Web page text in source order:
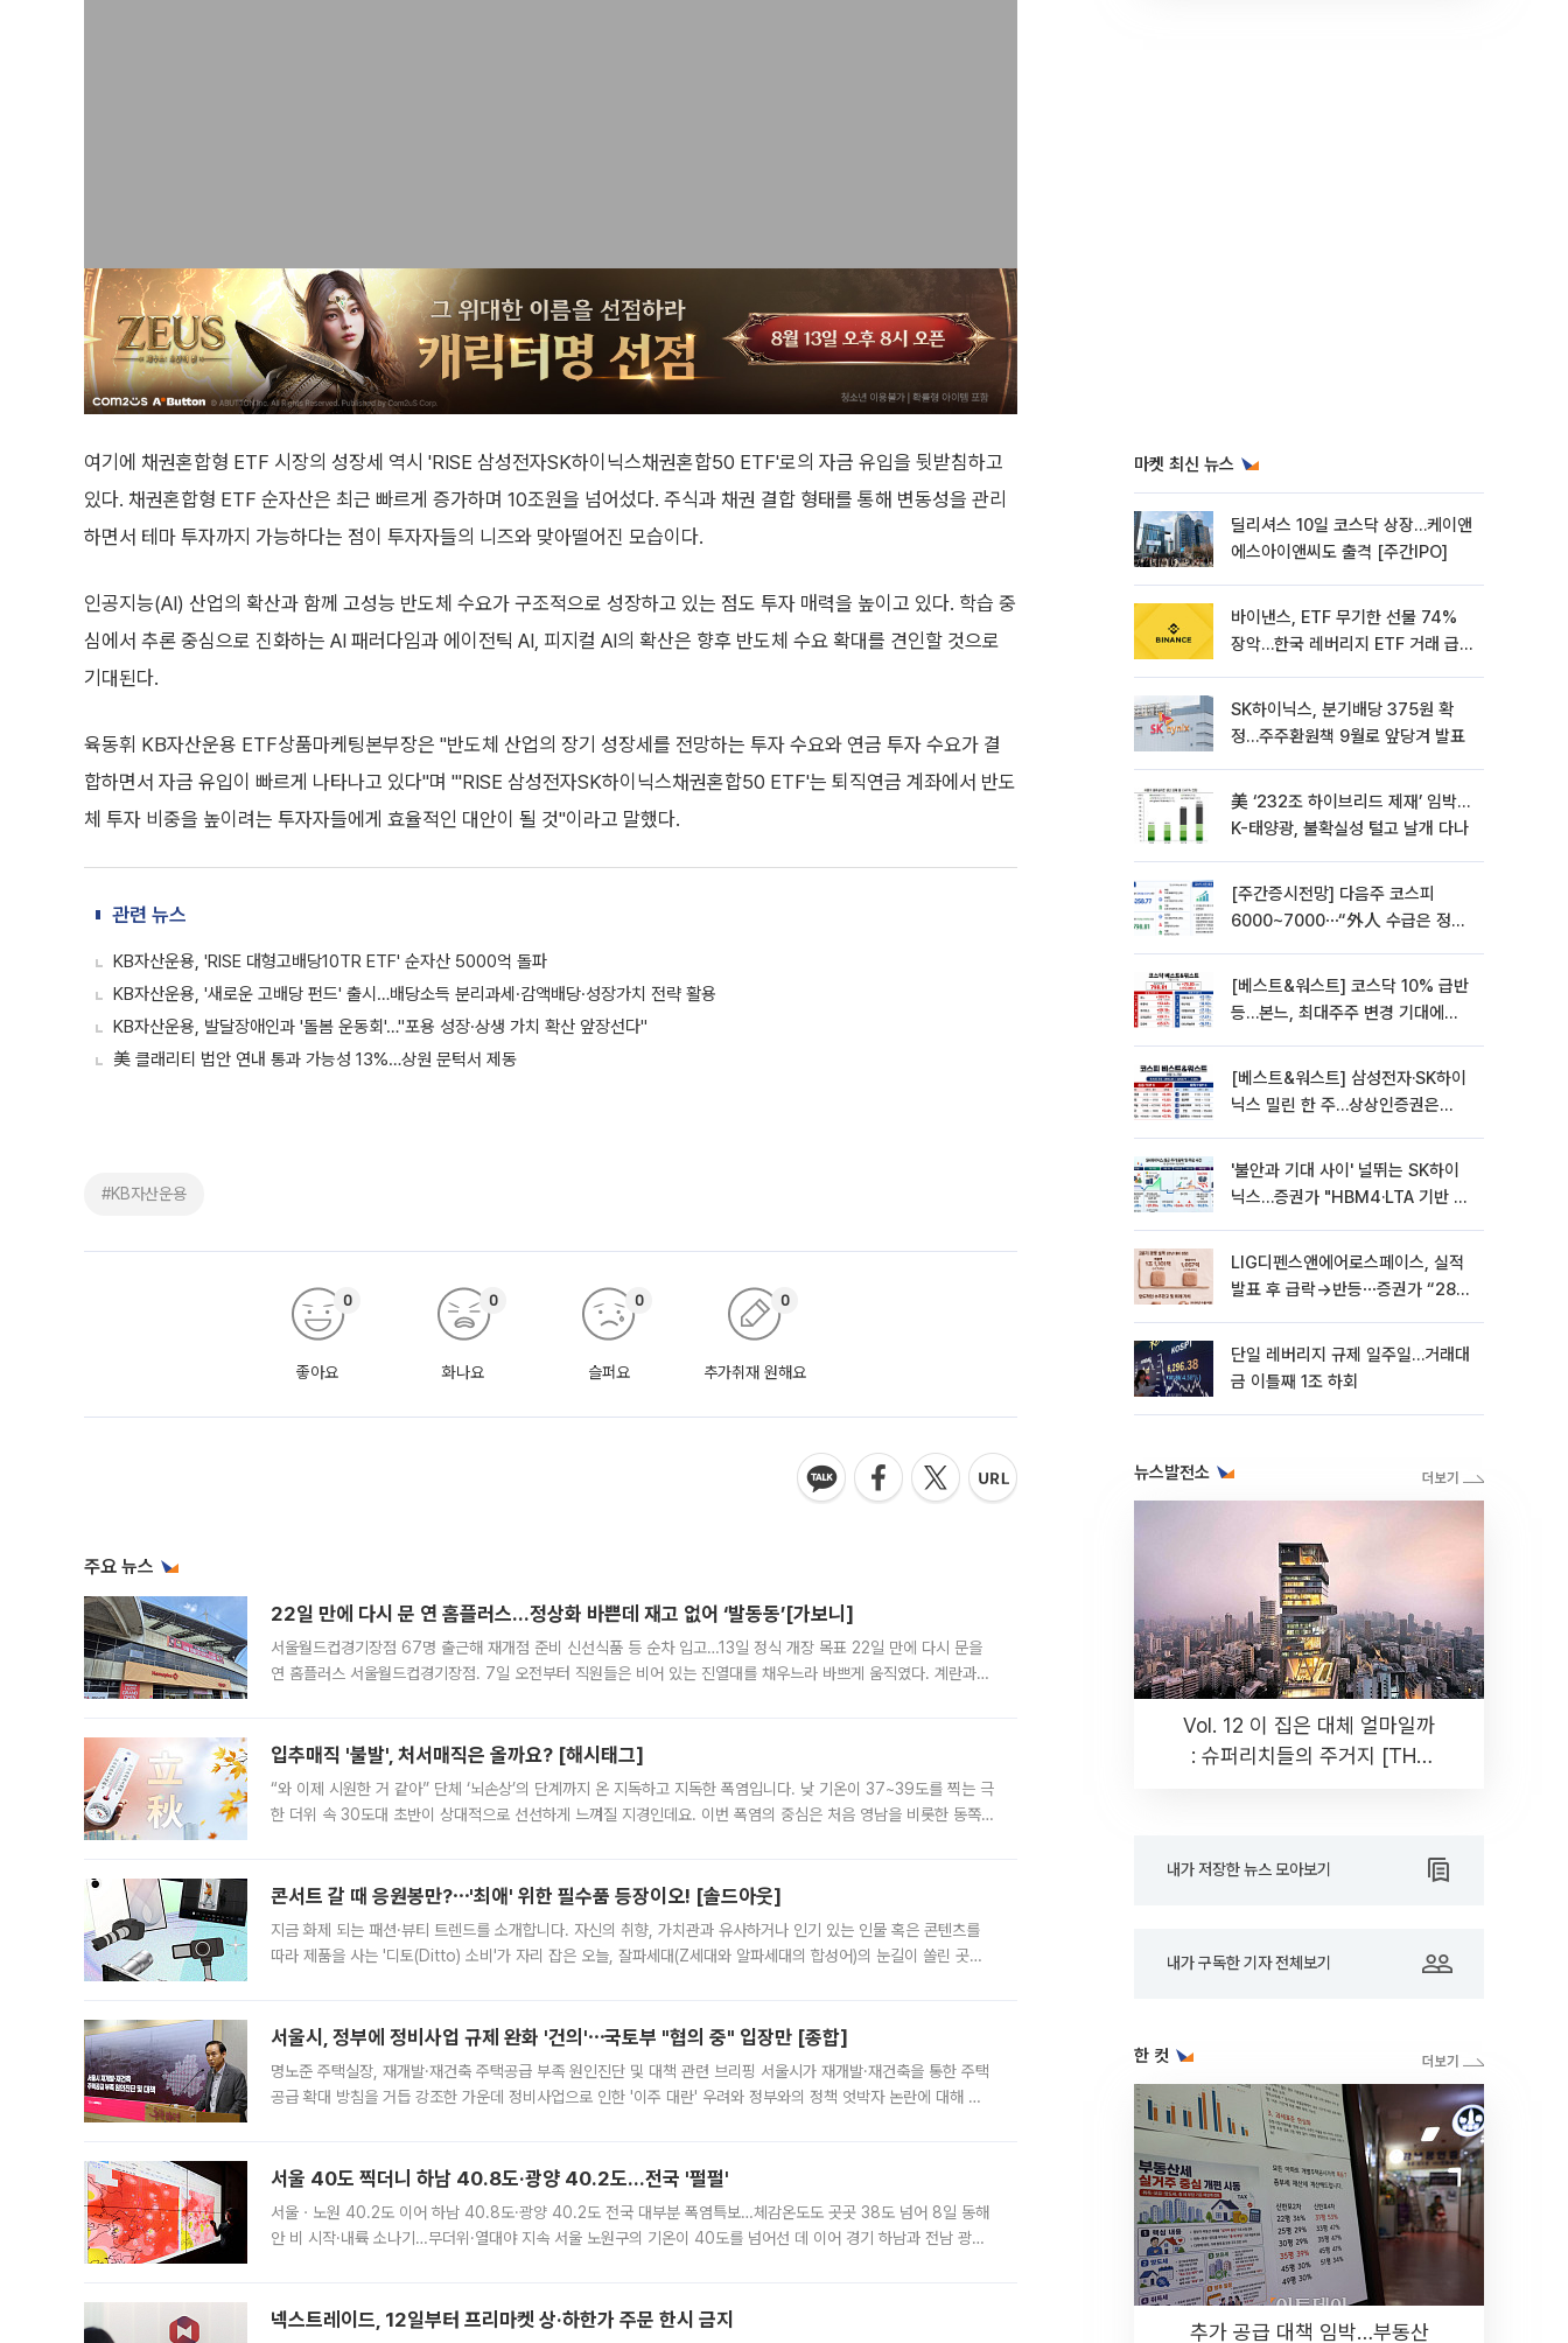
여기에 채권혼합형 ETF 시장의 성장세 역시 'RISE 삼성전자SK하이닉스채권혼합50 ETF'로의 자금 유입을 뒷받침하고
있다. 채권혼합형 ETF 순자산은 최근 빠르게 증가하며 10조원을 넘어섰다. 주식과 채권 결합 형태를 통해 변동성을 관리
하면서 테마 투자까지 가능하다는 점이 투자자들의 니즈와 맞아떨어진 모습이다.
인공지능(AI) 산업의 확산과 함께 고성능 반도체 수요가 구조적으로 성장하고 있는 점도 투자 매력을 높이고 있다. 학습 중
심에서 추론 중심으로 진화하는 AI 패러다임과 에이전틱 AI, 피지컬 AI의 확산은 향후 반도체 수요 확대를 견인할 것으로
기대된다.
육동휘 KB자산운용 ETF상품마케팅본부장은 "반도체 산업의 장기 성장세를 전망하는 투자 수요와 연금 투자 수요가 결
합하면서 자금 유입이 빠르게 나타나고 있다"며 "'RISE 삼성전자SK하이닉스채권혼합50 ETF'는 퇴직연금 계좌에서 반도
체 투자 비중을 높이려는 투자자들에게 효율적인 대안이 될 것"이라고 말했다.
관련 뉴스
KB자산운용, 'RISE 대형고배당10TR ETF' 순자산 5000억 돌파
KB자산운용, '새로운 고배당 펀드' 출시…배당소득 분리과세·감액배당·성장가치 전략 활용
KB자산운용, 발달장애인과 '돌봄 운동회'…"포용 성장·상생 가치 확산 앞장선다"
美 클래리티 법안 연내 통과 가능성 13%…상원 문턱서 제동
#KB자산운용
좋아요
0
화나요
0
슬퍼요
0
추가취재 원해요
0
주요 뉴스
22일 만에 다시 문 연 홈플러스…정상화 바쁜데 재고 없어 ‘발동동’[가보니]
서울월드컵경기장점 67명 출근해 재개점 준비 신선식품 등 순차 입고…13일 정식 개장 목표 22일 만에 다시 문을
연 홈플러스 서울월드컵경기장점. 7일 오전부터 직원들은 비어 있는 진열대를 채우느라 바쁘게 움직였다. 계란과
입추매직 '불발', 처서매직은 올까요? [해시태그]
“와 이제 시원한 거 같아” 단체 ‘뇌손상’의 단계까지 온 지독하고 지독한 폭염입니다. 낮 기온이 37~39도를 찍는 극
한 더위 속 30도대 초반이 상대적으로 선선하게 느껴질 지경인데요. 이번 폭염의 중심은 처음 영남을 비롯한 동쪽
콘서트 갈 때 응원봉만?⋯'최애' 위한 필수품 등장이오! [솔드아웃]
지금 화제 되는 패션·뷰티 트렌드를 소개합니다. 자신의 취향, 가치관과 유사하거나 인기 있는 인물 혹은 콘텐츠를
따라 제품을 사는 '디토(Ditto) 소비'가 자리 잡은 오늘, 잘파세대(Z세대와 알파세대의 합성어)의 눈길이 쏠린 곳은
서울시, 정부에 정비사업 규제 완화 '건의'⋯국토부 "협의 중" 입장만 [종합]
명노준 주택실장, 재개발·재건축 주택공급 부족 원인진단 및 대책 관련 브리핑 서울시가 재개발·재건축을 통한 주택
공급 확대 방침을 거듭 강조한 가운데 정비사업으로 인한 '이주 대란' 우려와 정부와의 정책 엇박자 논란에 대해 정
서울 40도 찍더니 하남 40.8도·광양 40.2도…전국 '펄펄'
서울ㆍ노원 40.2도 이어 하남 40.8도·광양 40.2도 전국 대부분 폭염특보…체감온도도 곳곳 38도 넘어 8일 동해
안 비 시작·내륙 소나기…무더위·열대야 지속 서울 노원구의 기온이 40도를 넘어선 데 이어 경기 하남과 전남 광양
넥스트레이드, 12일부터 프리마켓 상·하한가 주문 한시 금지
마켓 최신 뉴스
딜리셔스 10일 코스닥 상장…케이앤
에스아이앤씨도 출격 [주간IPO]
바이낸스, ETF 무기한 선물 74%
장악…한국 레버리지 ETF 거래 급
SK하이닉스, 분기배당 375원 확
정…주주환원책 9월로 앞당겨 발표
美 ‘232조 하이브리드 제재’ 임박…
K-태양광, 불확실성 털고 날개 다나
[주간증시전망] 다음주 코스피
6000~7000⋯“外人 수급은 정책
[베스트&워스트] 코스닥 10% 급반
등…본느, 최대주주 변경 기대에
[베스트&워스트] 삼성전자·SK하이
닉스 밀린 한 주…상상인증권은
'불안과 기대 사이' 널뛰는 SK하이
닉스…증권가 "HBM4·LTA 기반 펀
LIG디펜스앤에어로스페이스, 실적
발표 후 급락→반등⋯증권가 “28년
단일 레버리지 규제 일주일…거래대
금 이틀째 1조 하회
뉴스발전소
Vol. 12 이 집은 대체 얼마일까
: 슈퍼리치들의 주거지 [THE
내가 저장한 뉴스 모아보기
내가 구독한 기자 전체보기
한 컷
추가 공급 대책 임박…부동산